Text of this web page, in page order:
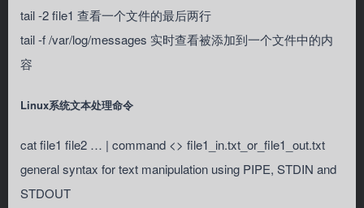
tail -2 file1 查看一个文件的最后两行
tail -f /var/log/messages 实时查看被添加到一个文件中的内
容
Linux系统文本处理命令
cat file1 file2 … | command <> file1_in.txt_or_file1_out.txt
general syntax for text manipulation using PIPE, STDIN and
STDOUT